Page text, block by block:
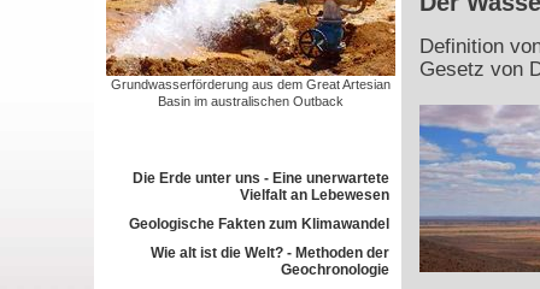
Grundwasserförderung aus dem Great Artesian
Basin im australischen Outback
Die Erde unter uns - Eine unerwartete
Vielfalt an Lebewesen
Geologische Fakten zum Klimawandel
Wie alt ist die Welt? - Methoden der
Geochronologie
Definition
Gesetz von